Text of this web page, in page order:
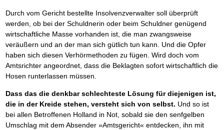
Durch vom Gericht bestellte Insolvenzverwalter soll überprüft
werden, ob bei der Schuldnerin oder beim Schuldner genügend
wirtschaftliche Masse vorhanden ist, die man zwangsweise
veräußern und an der man sich gütlich tun kann. Und die Opfer
haben sich diesen Verhörmethoden zu fügen. Wird doch vom
Amtsrichter angeordnet, dass die Beklagten sofort wirtschaftlich die
Hosen runterlassen müssen.
Dass das die denkbar schlechteste Lösung für diejenigen ist,
die in der Kreide stehen, versteht sich von selbst. Und so ist
bei allen Betroffenen Holland in Not, sobald sie den senfgelben
Umschlag mit dem Absender »Amtsgericht« entdecken, ihn mit